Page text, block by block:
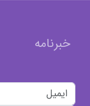
خبرنامه